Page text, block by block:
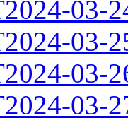
03-
03-
03-
03-